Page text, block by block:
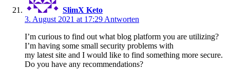
SlimX Keto
3. August 2021 at 17:29 Antworten
I’m curious to find out what blog platform you are utilizing?
I’m having some small security problems with
my latest site and I would like to find something more secure.
Do you have any recommendations?